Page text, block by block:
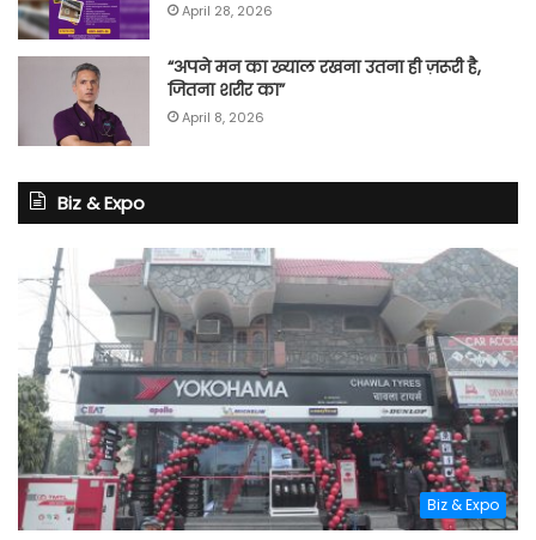
April 28, 2026
“अपने मन का ख्याल रखना उतना ही ज़रूरी है,
जितना शरीर का”
April 8, 2026
Biz & Expo
Biz & Expo